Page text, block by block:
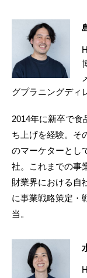
グプラニングディ
2014年に新卒で食
ち上げを経験。そ
のマーケターとし
社。これまでの事
財業界における自
に事業戦略策定・
当。